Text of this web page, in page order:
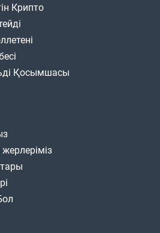
Крипто
Қосымшасы